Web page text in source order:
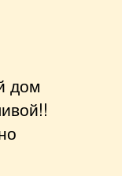
дом